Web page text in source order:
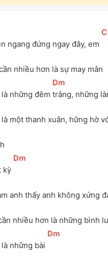
ngang đứng ngay đây, em
[
C
nhiều hơn là sự may mắn
những đêm
[Dm
trắng, những
một thanh xuân, hững hờ
kỳ
[Dm
anh thấy anh không xứng
nhiều hơn là những bình
những bài
[Dm